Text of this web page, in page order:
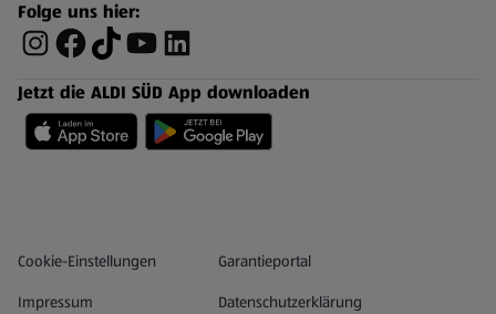
Folge uns hier:
Jetzt die ALDI SÜD App downloaden
Datenschutz- und Richtlinienmenü
Cookie-Einstellungen Garantieportal
(öffnet in einem neuen Tab)
Impressum
Datenschutzerklärung